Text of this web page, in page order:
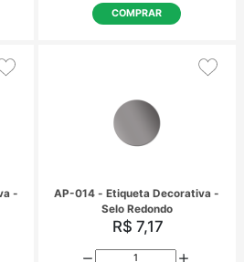
- AP-011 - Etiqueta